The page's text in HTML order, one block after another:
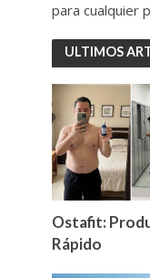
para cualquier
ULTIMOS
Ostafit:
Rápido